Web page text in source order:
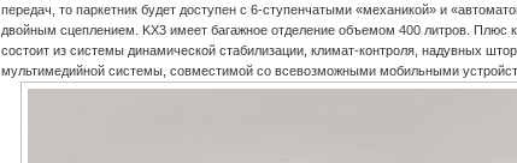
передач, то паркетник будет доступен с 6-ступенчатыми «механикой» и
двойным сцеплением. KX3 имеет багажное отделение объемом 400 литров. Плюс
состоит из системы динамической стабилизации, климат-контроля, надувных
мультимедийной системы, совместимой со всевозможными мобильными